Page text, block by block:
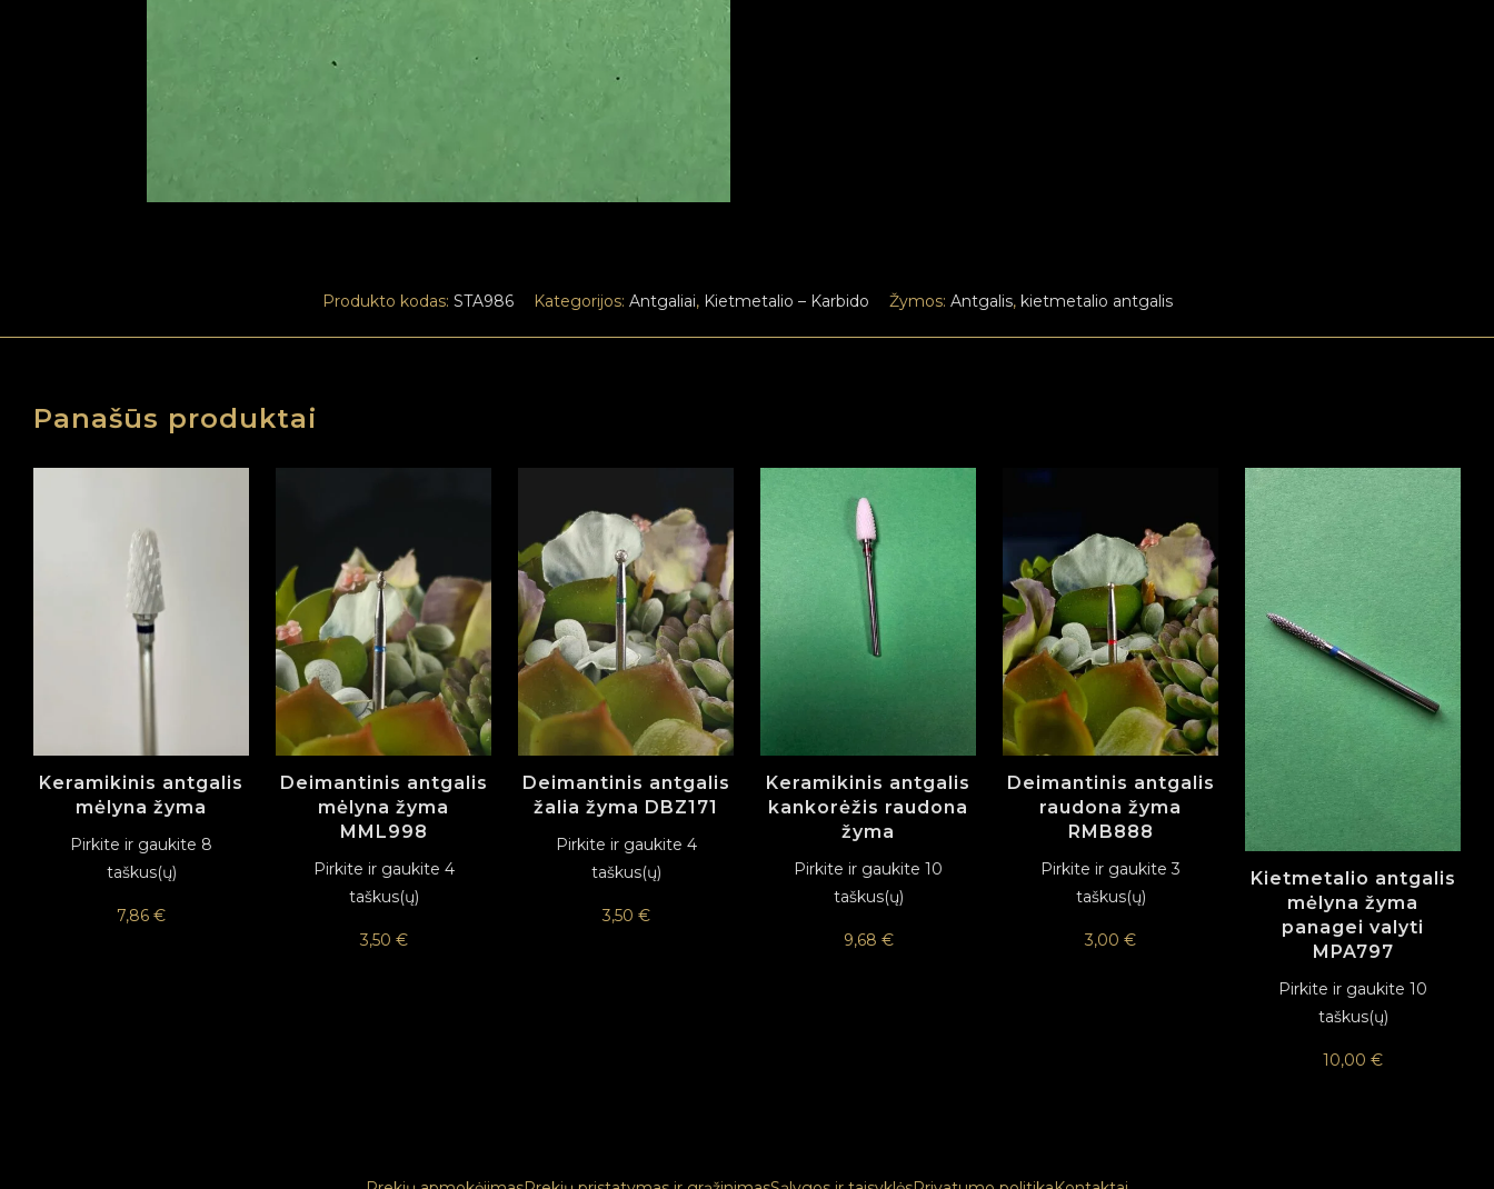
Produkto kodas: STA986 Kategorijos: Antgaliai, Kietmetalio – Karbido Žymos: Antgalis, kietmetalio antgalis
Panašūs produktai
Keramikinis antgalis
mėlyna žyma
Pirkite ir gaukite 8
taškus(ų)
7,86 €
Deimantinis antgalis
mėlyna žyma
MML998
Pirkite ir gaukite 4
taškus(ų)
3,50 €
Deimantinis antgalis
žalia žyma DBZ171
Pirkite ir gaukite 4
taškus(ų)
3,50 €
Keramikinis antgalis
kankorėžis raudona
žyma
Pirkite ir gaukite 10
taškus(ų)
9,68 €
Deimantinis antgalis
raudona žyma
RMB888
Pirkite ir gaukite 3
taškus(ų)
3,00 €
Kietmetalio antgalis
mėlyna žyma
panagei valyti
MPA797
Pirkite ir gaukite 10
taškus(ų)
10,00 €